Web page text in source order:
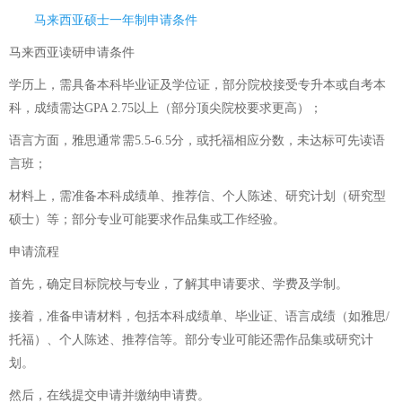
马来西亚硕士一年制申请条件
马来西亚读研申请条件
学历上，需具备本科毕业证及学位证，部分院校接受专升本或自考本
科，成绩需达GPA 2.75以上（部分顶尖院校要求更高）；
语言方面，雅思通常需5.5-6.5分，或托福相应分数，未达标可先读语
言班；
材料上，需准备本科成绩单、推荐信、个人陈述、研究计划（研究型
硕士）等；部分专业可能要求作品集或工作经验。
申请流程
首先，确定目标院校与专业，了解其申请要求、学费及学制。
接着，准备申请材料，包括本科成绩单、毕业证、语言成绩（如雅思/
托福）、个人陈述、推荐信等。部分专业可能还需作品集或研究计
划。
然后，在线提交申请并缴纳申请费。